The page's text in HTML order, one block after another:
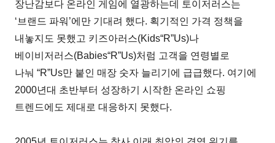
장난감보다 온라인 게임에 열광하는데 토이저러스는
‘브랜드 파워’에만 기대려 했다. 획기적인 가격 정책을
내놓지도 못했고 키즈아러스(Kids“R”Us)나
베이비저러스(Babies“R”Us)처럼 고객을 연령별로
나눠 “R”Us만 붙인 매장 숫자 늘리기에 급급했다. 여기에
2000년대 초반부터 성장하기 시작한 온라인 쇼핑
트렌드에도 제대로 대응하지 못했다.